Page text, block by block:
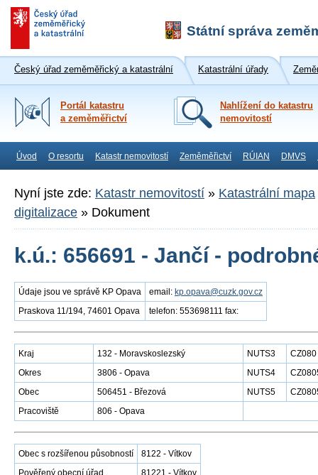
Státní správa
Český úřad zeměměřický a katastrální Katastrální úřady
Portál katastru
a zeměměřictví
Nahlížení do katastru
nemovitostí
Úvod O resortu Katastr nemovitostí Zeměměřictví RÚIAN DMVS
Nyní jste zde: Katastr nemovitostí » Katastrální mapa
digitalizace » Dokument
k.ú.: 656691 - Jančí -
Údaje jsou ve správě KP Opava email: kp.opava@cuzk.gov.cz
Praskova 11/194, 74601 Opava
telefon: 553698111 fax:
Kraj 132 - Moravskoslezský NUTS3
CZ080
Okres
3806 - Opava NUTS4
Obec
506451 - Březová NUTS5
Pracoviště
806 - Opava
Obec s rozšířenou působností
8122 - Vítkov
Pověřený obecní úřad
81221 - Vítkov